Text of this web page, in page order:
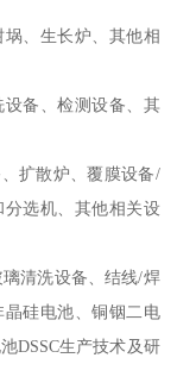
、生长炉、其他相
备、检测设备、其
扩散炉、覆膜设备/
选机、其他相关设
清洗设备、结线/焊
硅电池、铜铟二电
DSSC生产技术及研